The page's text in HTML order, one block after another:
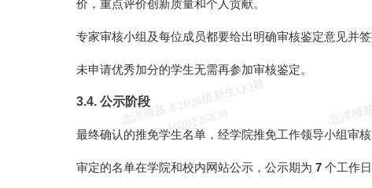
价，重点评价创新质量和个人贡献。
专家审核小组及每位成员都要给出明确审核鉴定意见并
未申请优秀加分的学生无需再参加审核鉴定。
3.4. 公示阶段
最终确认的推免学生名单，经学院推免工作领导小组审
审定的名单在学院和校内网站公示，公示期为 7 个工作
北
洋
维
基
＆
2
0
2
6
级
新
生
Q
Q
群
1
0
2
8
2
2
6
8
3
8